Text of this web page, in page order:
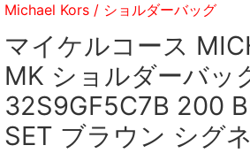
Michael Kors / ショルダーバッグ
マイケルコース
MK ショルダーバッ
32S9GF5C7B 200
SET ブラウン シグ